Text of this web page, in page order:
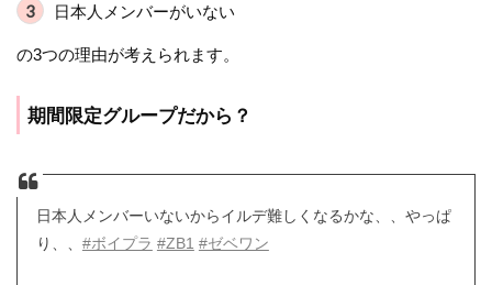
日本人メンバーがいない
の3つの理由が考えられます。
期間限定グループだから？
日本人メンバーいないからイルデ難しくなるかな、、やっぱ
り、、 #ボイプラ #ZB1 #ゼベワン